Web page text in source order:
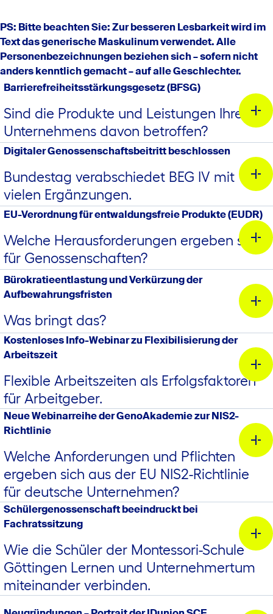
PS: Bitte beachten Sie: Zur besseren Lesbarkeit wird im
Text das generische Maskulinum verwendet. Alle
Personenbezeichnungen beziehen sich – sofern nicht
anders kenntlich gemacht – auf alle Geschlechter.
Barrierefreiheitsstärkungsgesetz (BFSG)
Sind die Produkte und Leistungen Ihres
Unternehmens davon betroffen?
BFSG Check
AWADO Rechtsanwaltsgesellschaft mbH
Daniel Krüger
Rechtsanwalt, Fachanwalt für Bank- und Kapitalmarktrecht
Digitaler Genossenschaftsbeitritt beschlossen
Bundestag verabschiedet BEG IV mit
vielen Ergänzungen.
Referentenentwurfs eines Gesetzes zur Stärkung der
genossenschaftlichen Rechtsform
rechtssicheren Verankerung der virtuellen General- und
Vertreterversammlungen
Eckpunktepapier eines
EU-Verordnung für entwaldungsfreie Produkte (EUDR)
Welche Herausforderungen ergeben sich
für Genossenschaften?
Bürokratieentlastung und Verkürzung der
Aufbewahrungsfristen
Was bringt das?
Kostenloses Info-Webinar zu Flexibilisierung der
Arbeitszeit
Flexible Arbeitszeiten als Erfolgsfaktoren
für Arbeitgeber.
Webinar: „Arbeitszeit neu denken: Flexibilität als
Schlüssel zum Erfolg“ für Genossenschaften
Termin:
Neue Webinarreihe der GenoAkademie zur NIS2-
Richtlinie
Welche Anforderungen und Pflichten
ergeben sich aus der EU NIS2-Richtlinie
für deutsche Unternehmen?
Schülergenossenschaft beeindruckt bei
Fachratssitzung
Wie die Schüler der Montessori-Schule
Göttingen Lernen und Unternehmertum
miteinander verbinden.